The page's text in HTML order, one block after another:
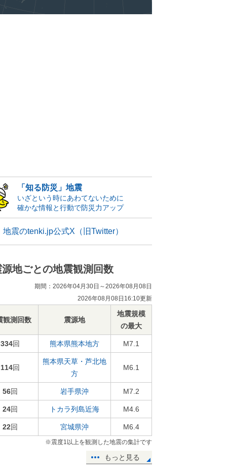
「知る防災」地震
いざという時にあわてないために
確かな情報と行動で防災力アップ
地震のtenki.jp公式X（旧Twitter）
源地ごとの地震観測回数
期間：2026年04月30日～2026年08月08日
2026年08月08日16:10更新
観測回数 震源地
地震規模
の最大
334回 熊本県熊本地方 M7.1
114回
熊本県天草・芦北地
方
M6.1
56回 岩手県沖 M7.2
24回 トカラ列島近海 M4.6
22回 宮城県沖 M6.4
※震度1以上を観測した地震の集計です
もっと見る